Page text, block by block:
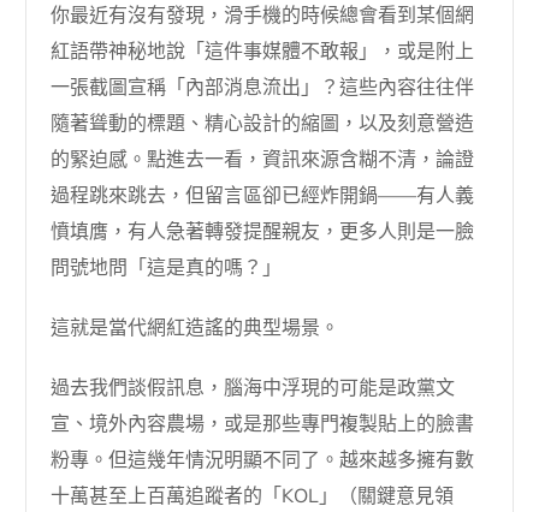
你最近有沒有發現，滑手機的時候總會看到某個網
紅語帶神秘地說「這件事媒體不敢報」，或是附上
一張截圖宣稱「內部消息流出」？這些內容往往伴
隨著聳動的標題、精心設計的縮圖，以及刻意營造
的緊迫感。點進去一看，資訊來源含糊不清，論證
過程跳來跳去，但留言區卻已經炸開鍋——有人義
憤填膺，有人急著轉發提醒親友，更多人則是一臉
問號地問「這是真的嗎？」
這就是當代網紅造謠的典型場景。
過去我們談假訊息，腦海中浮現的可能是政黨文
宣、境外內容農場，或是那些專門複製貼上的臉書
粉專。但這幾年情況明顯不同了。越來越多擁有數
十萬甚至上百萬追蹤者的「KOL」（關鍵意見領